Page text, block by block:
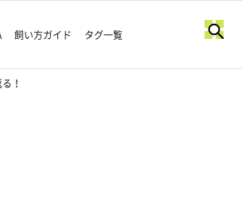
飼い方ガイド タグ一覧
！